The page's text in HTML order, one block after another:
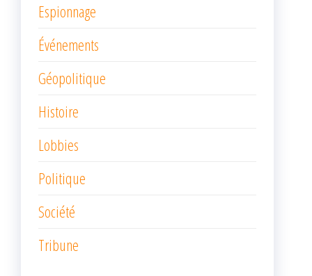
Espionnage
Événements
Géopolitique
Histoire
Lobbies
Politique
Société
Tribune